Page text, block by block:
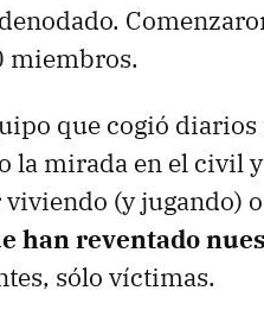
miembros.
que cogió diarios
la mirada en el civil
(y jugando)
han reventado
sólo víctimas.